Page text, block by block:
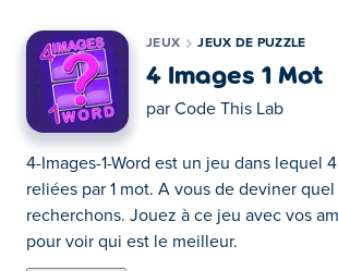
JEUX JEUX DE PUZZLE
4 Images 1 Mot
par Code This Lab
4-Images-1-Word est un jeu dans lequel
reliées par 1 mot. A vous de deviner
recherchons. Jouez à ce jeu avec vos
pour voir qui est le meilleur.